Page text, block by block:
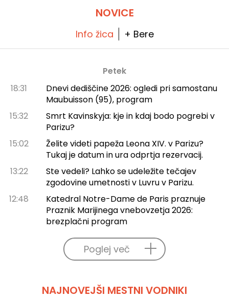
NOVICE
Info žica + Bere
Petek
18:31
Dnevi dediščine 2026: ogledi pri samostanu
Maubuisson (95), program
15:32
Smrt Kavinskyja: kje in kdaj bodo pogrebi v
Parizu?
15:02
Želite videti papeža Leona XIV. v Parizu?
Tukaj je datum in ura odprtja rezervacij.
13:22
Ste vedeli? Lahko se udeležite tečajev
zgodovine umetnosti v Luvru v Parizu.
12:48
Katedral Notre-Dame de Paris praznuje
Praznik Marijinega vnebovzetja 2026:
brezplačni program
Poglej več
NAJNOVEJŠI MESTNI VODNIKI